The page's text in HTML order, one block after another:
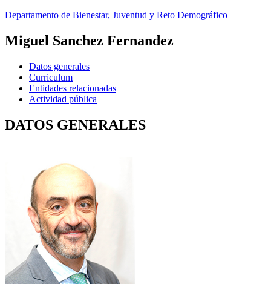
Departamento de Bienestar, Juventud y Reto Demográfico
Miguel Sanchez Fernandez
Datos generales
Curriculum
Entidades relacionadas
Actividad pública
DATOS GENERALES